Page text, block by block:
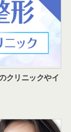
クリニックやイ